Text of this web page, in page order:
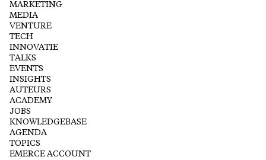
MARKETING
MEDIA
VENTURE
TECH
INNOVATIE
TALKS
EVENTS
INSIGHTS
AUTEURS
ACADEMY
JOBS
KNOWLEDGEBASE
AGENDA
TOPICS
EMERCE ACCOUNT